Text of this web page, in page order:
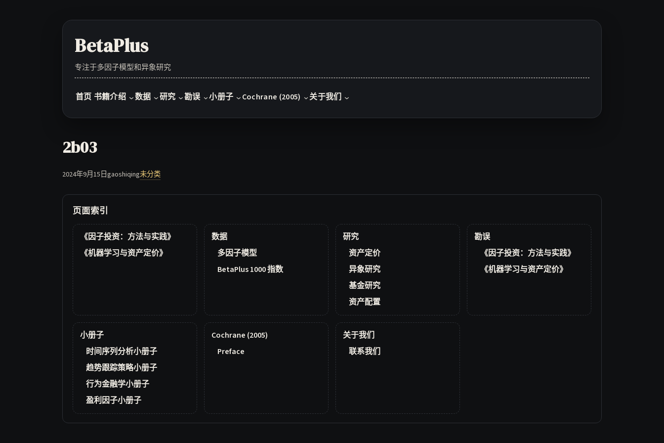
BetaPlus
专注于多因子模型和异象研究
首页 书籍介绍 数据 研究 勘误 小册子 Cochrane (2005) 关于我们
2b03
2024年9月15日gaoshiqing未分类
页面索引
《因子投资：方法与实践》
《机器学习与资产定价》
数据
多因子模型
BetaPlus 1000 指数
研究
资产定价
异象研究
基金研究
资产配置
勘误
《因子投资：方法与实践》
《机器学习与资产定价》
小册子
时间序列分析小册子
趋势跟踪策略小册子
行为金融学小册子
盈利因子小册子
Cochrane (2005)
Preface
关于我们
联系我们